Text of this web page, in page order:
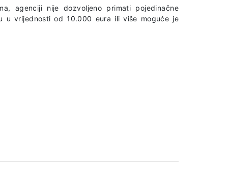
agenciji nije dozvoljeno primati pojedinačne
u vrijednosti od 10.000 eura ili više moguće je